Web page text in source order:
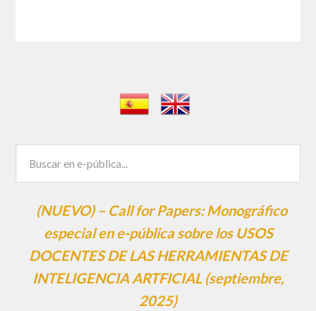
(NUEVO) – Call for Papers: Monográfico
especial en e-pública sobre los USOS
DOCENTES DE LAS HERRAMIENTAS DE
INTELIGENCIA ARTFICIAL (septiembre,
2025)